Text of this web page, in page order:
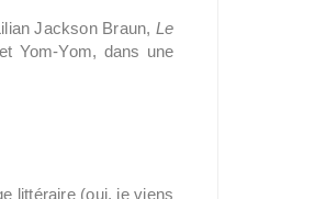
Jackson Braun, Le
Yom-Yom, dans une
littéraire (oui, je viens